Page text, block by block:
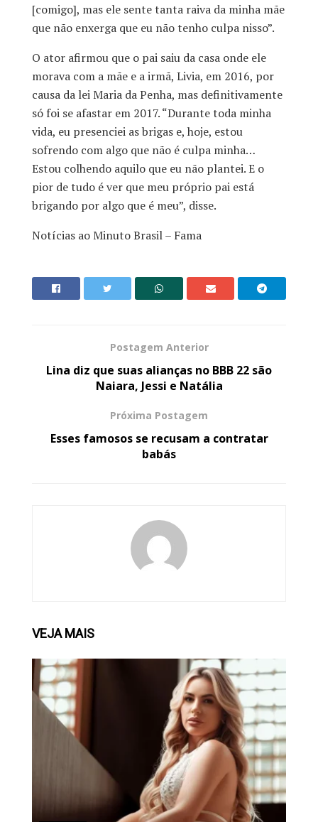
[comigo], mas ele sente tanta raiva da minha mãe
que não enxerga que eu não tenho culpa nisso”.
O ator afirmou que o pai saiu da casa onde ele
morava com a mãe e a irmã, Livia, em 2016, por
causa da lei Maria da Penha, mas definitivamente
só foi se afastar em 2017. “Durante toda minha
vida, eu presenciei as brigas e, hoje, estou
sofrendo com algo que não é culpa minha…
Estou colhendo aquilo que eu não plantei. E o
pior de tudo é ver que meu próprio pai está
brigando por algo que é meu”, disse.
Notícias ao Minuto Brasil – Fama
Postagem Anterior
Lina diz que suas alianças no BBB 22 são
Naiara, Jessi e Natália
Próxima Postagem
Esses famosos se recusam a contratar
babás
VEJAMAIS